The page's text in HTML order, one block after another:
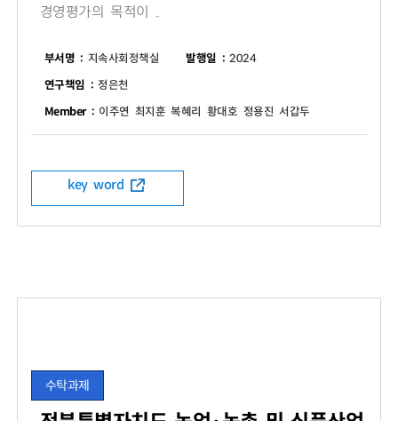
경영평가의 목적이 ..
부서명 : 지속사회정책실 발행일 : 2024
연구책임 : 정은천
Member : 이주연 최지훈 복혜리 황대호 정용진 서갑두
key word
수탁과제